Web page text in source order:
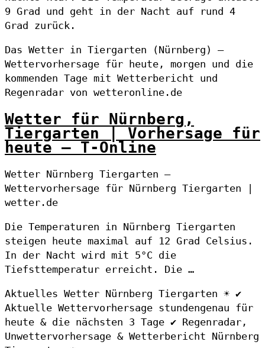
9 Grad und geht in der Nacht auf rund 4
Grad zurück.
Das Wetter in Tiergarten (Nürnberg) –
Wettervorhersage für heute, morgen und die
kommenden Tage mit Wetterbericht und
Regenradar von wetteronline.de
Wetter für Nürnberg,
Tiergarten | Vorhersage für
heute – T-Online
Wetter Nürnberg Tiergarten –
Wettervorhersage für Nürnberg Tiergarten |
wetter.de
Die Temperaturen in Nürnberg Tiergarten
steigen heute maximal auf 12 Grad Celsius.
In der Nacht wird mit 5°C die
Tiefsttemperatur erreicht. Die …
Aktuelles Wetter Nürnberg Tiergarten ☀️ ✔
Aktuelle Wettervorhersage stundengenau für
heute & die nächsten 3 Tage ✔ Regenradar,
Unwettervorhersage & Wetterbericht Nürnberg